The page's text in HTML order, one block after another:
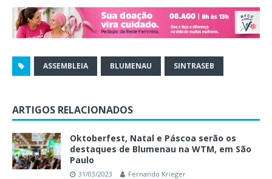
ASSEMBLEIA BLUMENAU SINTRASEB
ARTIGOS RELACIONADOS
Oktoberfest, Natal e Páscoa serão os
destaques de Blumenau na WTM, em São
Paulo
31/03/2023 Fernando Krieger